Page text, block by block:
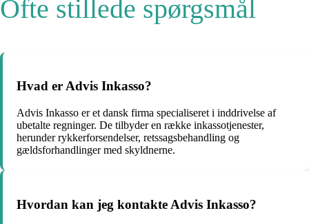
Ofte stillede spørgsmål
Hvad er Advis Inkasso?
Advis Inkasso er et dansk firma specialiseret i inddrivelse af
ubetalte regninger. De tilbyder en række inkassotjenester,
herunder rykkerforsendelser, retssagsbehandling og
gældsforhandlinger med skyldnerne.
Hvordan kan jeg kontakte Advis Inkasso?